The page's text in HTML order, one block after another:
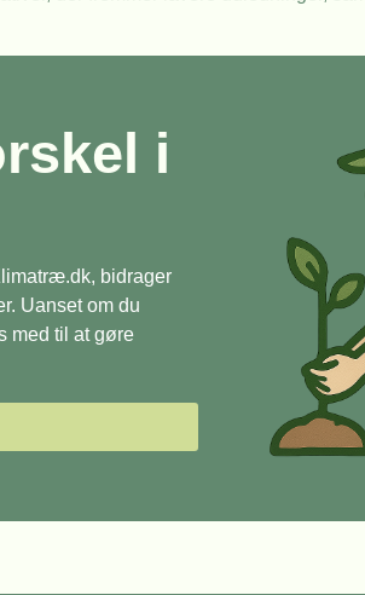
i
bidrager
Uanset om du
med til at gøre